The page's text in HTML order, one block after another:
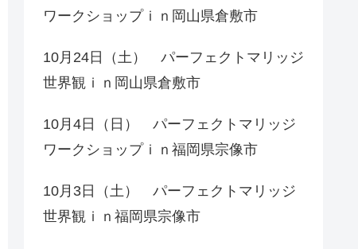
ワークショップｉｎ岡山県倉敷市
10月24日（土） パーフェクトマリッジ
世界観ｉｎ岡山県倉敷市
10月4日（日） パーフェクトマリッジ
ワークショップｉｎ福岡県宗像市
10月3日（土） パーフェクトマリッジ
世界観ｉｎ福岡県宗像市